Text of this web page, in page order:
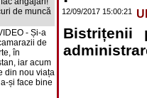
de muncă
- Și-a
de
în
iar acum
din nou viața
și face bine
12/09/2017 15:00:21
Bistrițenii